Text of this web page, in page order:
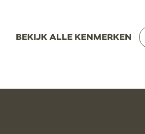
BEKIJK ALLE KENMERKEN